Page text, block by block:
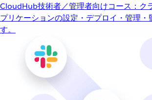
CloudHub技術者／管理者向けコース：ク
プリケーションの設定・デプロイ・管理・
す。